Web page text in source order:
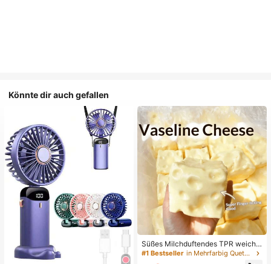
Könnte dir auch gefallen
Süßes Milchduftendes TPR weiche
s quetschbares Dumpling-förmiges
Stressabbau-Spielzeug, 5cm niedli
#1 Bestseller in Mehrfarbig Quetschspielzeug für Teenager